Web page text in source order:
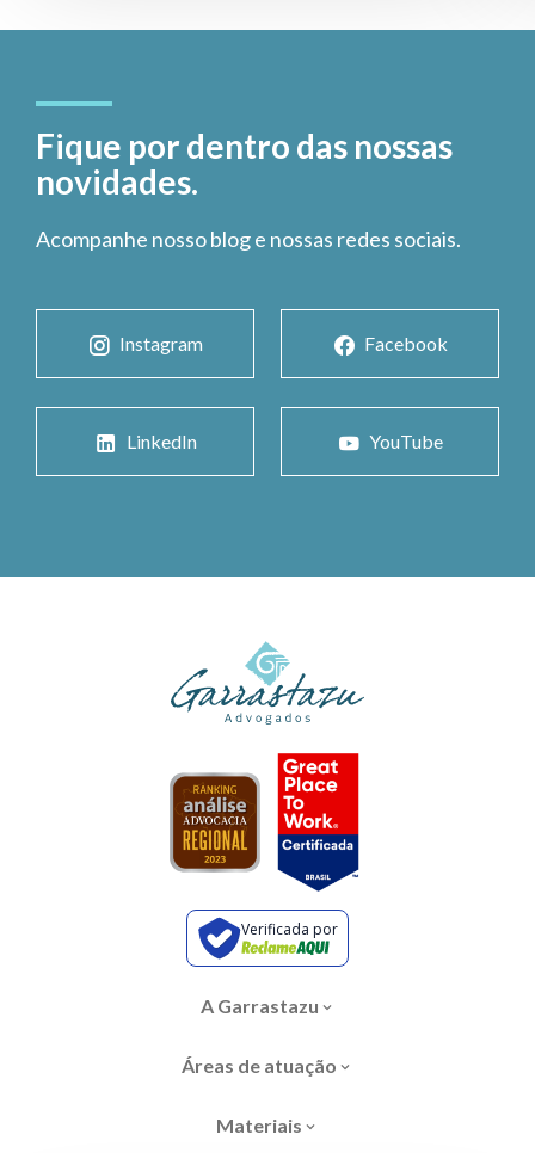
Fique por dentro das nossas
novidades.
Acompanhe nosso blog e nossas redes sociais.
Instagram Facebook
LinkedIn YouTube
Verificada por
A Garrastazu
Áreas de atuação
Materiais